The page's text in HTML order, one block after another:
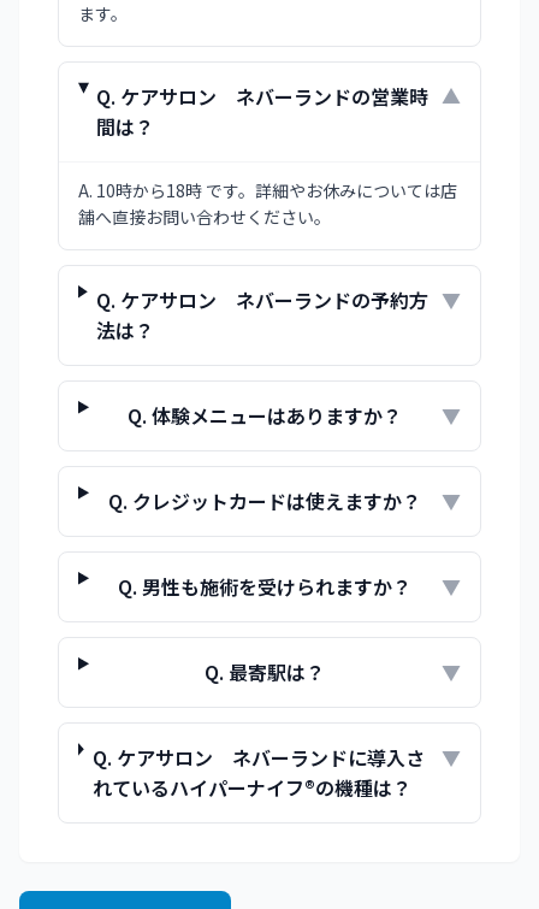
ます。
Q. ケアサロン ネバーランドの営業時
間は？
▼
A. 10時から18時 です。詳細やお休みについては店
舗へ直接お問い合わせください。
Q. ケアサロン ネバーランドの予約方
法は？
▼
Q.体験メニューはありますか？ ▼
Q. クレジットカードは使えますか？ ▼
Q.男性も施術を受けられますか？ ▼
Q. 最寄駅は？ ▼
Q. ケアサロン ネバーランドに導入さ
れているハイパーナイフ®の機種は？
▼